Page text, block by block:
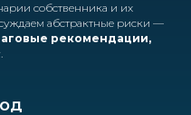
собственника и их
абстрактные риски —
рекомендации,